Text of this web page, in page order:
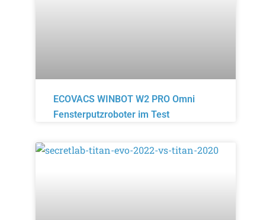
ECOVACS WINBOT W2 PRO Omni
Fensterputzroboter im Test